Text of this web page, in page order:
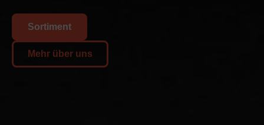
Sortiment
Mehr über uns